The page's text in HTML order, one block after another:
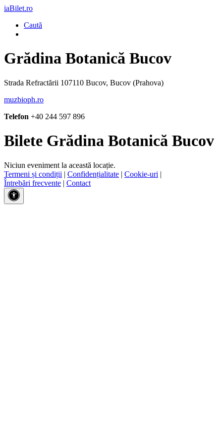
iaBilet.ro
Caută
Grădina Botanică Bucov
Strada Refractării 107110 Bucov, Bucov (Prahova)
muzbioph.ro
Telefon +40 244 597 896
Bilete Grădina Botanică Bucov
Niciun eveniment la această locație.
Termeni și condiții | Confidențialitate | Cookie-uri |
Întrebări frecvente | Contact